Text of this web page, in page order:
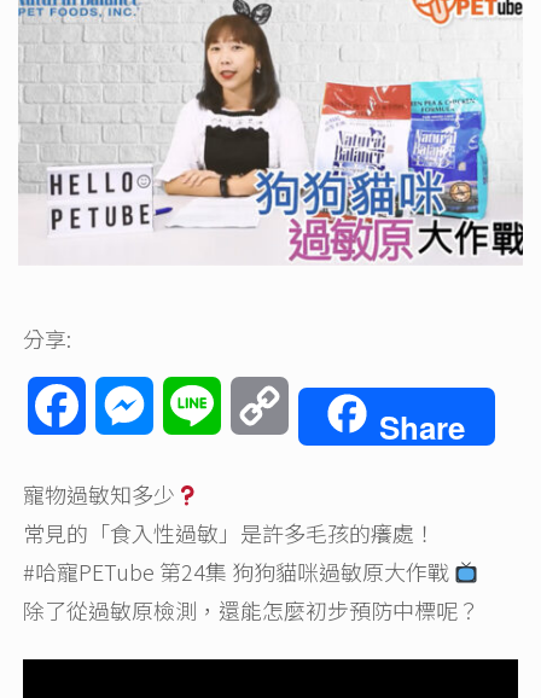
分享:
FacebookMessenger
Line
Copy
Share
寵物過敏知多少
常見的「食入性過敏」是許多毛孩的癢處！
#哈寵PETube 第24集 狗狗貓咪過敏原大作戰
除了從過敏原檢測，還能怎麼初步預防中標呢？